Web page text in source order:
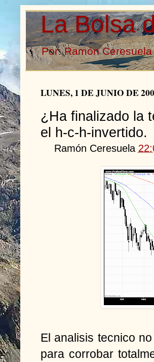
La Bolsa
Por: Ramón
LUNES, 1 DE JUNIO DE
¿Ha finalizado la
el h-c-h-invertido.
Ramón Ceresuela
El analisis tecnico
para corrobar